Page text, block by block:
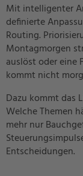
Mit intelligenter
definierte
Routing.
Montagmorgen
auslöst oder eine
kommt nicht
Dazu kommt das
Welche Themen
mehr nur
Entscheidungen.